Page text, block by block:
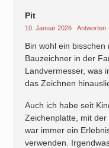
Pit
10. Januar 2026 Antworten
Bin wohl ein
Bauzeichner in der
Landvermesser, was
das Zeichnen
Auch ich habe seit
Zeichenplatte, mit
war immer ein
verwenden.